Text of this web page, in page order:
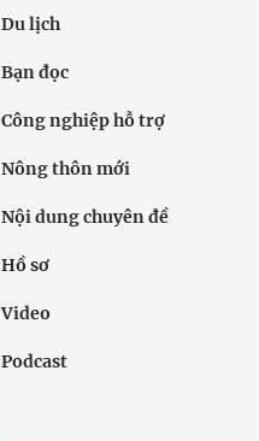
Du lịch
Bạn đọc
Công nghiệp hỗ trợ
Nông thôn mới
Nội dung chuyên đề
Hồ sơ
Video
Podcast